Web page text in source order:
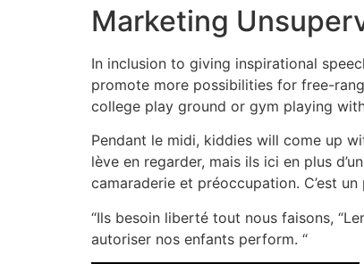
Marketing
In inclusion to giving inspirational
promote more possibilities for free-
college play ground or gym playing
Pendant le midi, kiddies will come up
lève en regarder, mais ils ici en plus
camaraderie et préoccupation. C’est
“Ils besoin liberté tout nous faisons,
autoriser nos enfants perform. “